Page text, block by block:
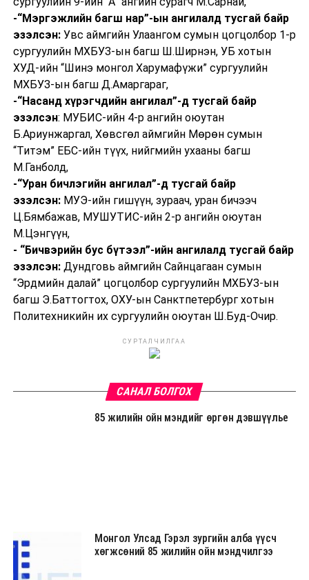
-“Мэргэжлийн багш нар”-ын ангилалд тусгай байр
эзэлсэн:Увс аймгийн Улаангом сумын цогцолбор 1-р
сургуулийн МХБУЗ-ын багш Ш.Ширнэн, УБ хотын
ХУД-ийн “Шинэ монгол Харумафүжи” сургуулийн
МХБУЗ-ын багш Д.Амаргараг,
-“Насанд хүрэгчдийн ангилал”-д тусгай байр
эзэлсэн: МУБИС-ийн 4-р ангийн оюутан
Б.Ариунжаргал, Хөвсгөл аймгийн Мөрөн сумын
“Титэм” ЕБС-ийн түүх, нийгмийн ухааны багш
М.Ганболд,
-“Уран бичлэгийн ангилал”-д тусгай байр
эзэлсэн:МУЭ-ийн гишүүн, зураач, уран бичээч
Ц.Бямбажав, МУШУТИС-ийн 2-р ангийн оюутан
М.Цэнгүүн,
- “Бичвэрийн бус бүтээл”-ийн ангилалд тусгай байр
эзэлсэн:Дундговь аймгийн Сайнцагаан сумын
“Эрдмийн далай” цогцолбор сургуулийн МХБУЗ-ын
багш Э.Баттогтох, ОХУ-ын Санктпетербург хотын
Политехникийн их сургуулийн оюутан Ш.Буд-Очир.
СУРТАЛЧИЛГАА
САНАЛ БОЛГОХ
85 жилийн ойн мэндийг өргөн дэвшүүлье
Монгол Улсад Гэрэл зургийн алба үүсч
хөгжсөний 85 жилийн ойн мэндчилгээ